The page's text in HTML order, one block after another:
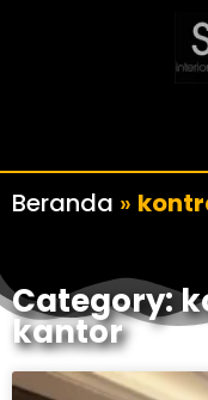
Beranda »
Category:
kantor